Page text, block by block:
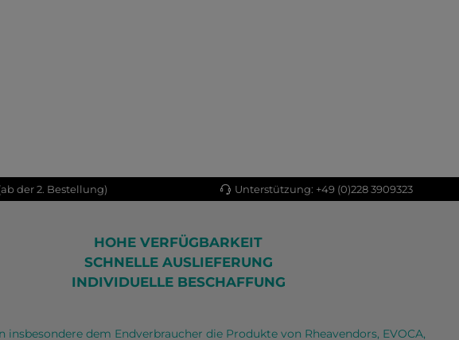
der 2. Bestellung) Unterstützung: +49 (0)228 3909323
HOHE VERFÜGBARKEIT
SCHNELLE AUSLIEFERUNG
INDIVIDUELLE BESCHAFFUNG
dem Endverbraucher die Produkte von Rheavendors, EVOCA,